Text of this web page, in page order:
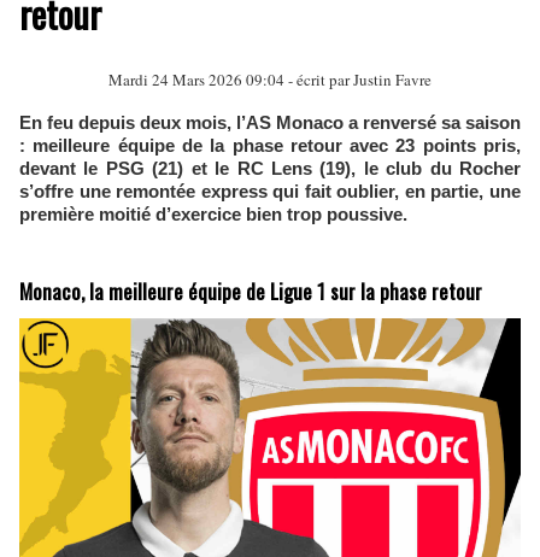
retour
Mardi 24 Mars 2026 09:04 - écrit parJustin Favre
En feu depuis deux mois, l’AS Monaco a renversé sa saison
: meilleure équipe de la phase retour avec 23 points pris,
devant le PSG (21) et le RC Lens (19), le club du Rocher
s’offre une remontée express qui fait oublier, en partie, une
première moitié d’exercice bien trop poussive.
Monaco, la meilleure équipe de Ligue 1 sur la phase retour